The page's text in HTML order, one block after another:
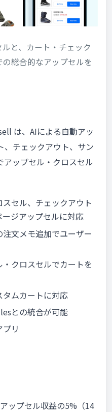
と、カート・チェック
総合的なアップセルを
は、AIによる自動アッ
、チェックアウト、サン
アップセル・クロスセル
セル、チェックアウト
ジアップセルに対応
文メモ追加でユーザー
クロスセルでカートを
ムカートに対応
との統合が可能
リ
ップセル収益の5%（14